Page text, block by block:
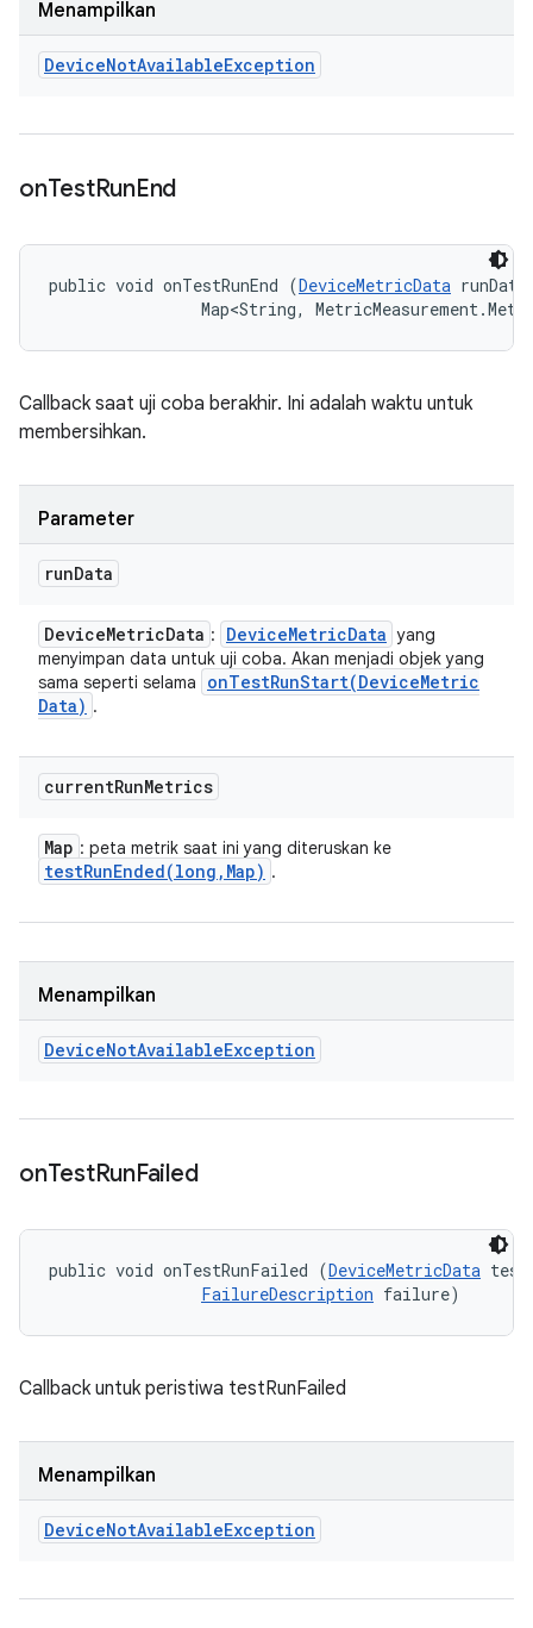
Menampilkan
DeviceNotAvailableException
onTestRunEnd
public void onTestRunEnd (DeviceMetricData
Map<String,
Callback saat uji coba berakhir. Ini adalah waktu untuk
membersihkan.
Parameter
runData
DeviceMetricData : DeviceMetricData yang
menyimpan data untuk uji coba. Akan menjadi objek yang
sama seperti selama
onTestRunStart(DeviceMetric
Data) .
currentRunMetrics
Map : peta metrik saat ini yang diteruskan ke
testRunEnded(long , Map) .
Menampilkan
DeviceNotAvailableException
onTestRunFailed
public void onTestRunFailed (DeviceMetricData
FailureDescription failure)
Callback untuk peristiwa testRunFailed
Menampilkan
DeviceNotAvailableException